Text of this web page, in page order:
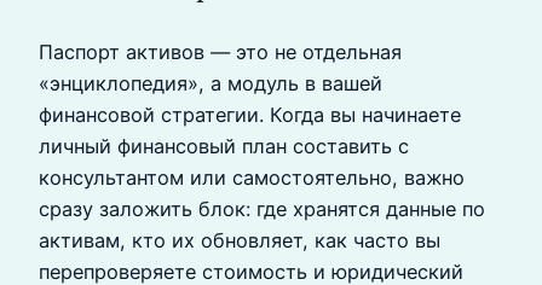
Паспорт активов — это не отдельная
«энциклопедия», а модуль в вашей
финансовой стратегии. Когда вы начинаете
личный финансовый план составить с
консультантом или самостоятельно, важно
сразу заложить блок: где хранятся данные по
активам, кто их обновляет, как часто вы
перепроверяете стоимость и юридический